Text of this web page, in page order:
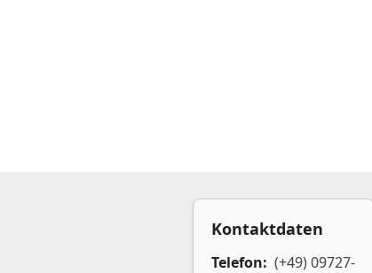
Kontaktdaten
Telefon: (+49) 09727-